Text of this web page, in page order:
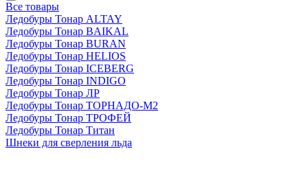
Все товары
Ледобуры Тонар ALTAY
Ледобуры Тонар BAIKAL
Ледобуры Тонар BURAN
Ледобуры Тонар HELIOS
Ледобуры Тонар ICEBERG
Ледобуры Тонар INDIGO
Ледобуры Тонар ЛР
Ледобуры Тонар ТОРНАДО-М2
Ледобуры Тонар ТРОФЕЙ
Ледобуры Тонар Титан
Шнеки для сверления льда